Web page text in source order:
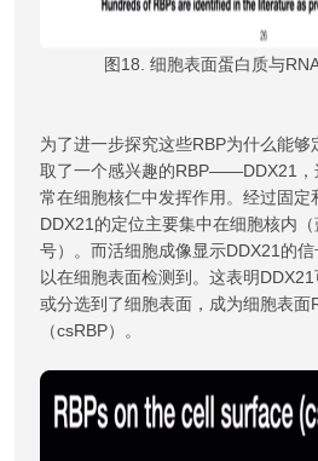
图18. 细胞表面蛋白质与
为了进一步探究这些RBP为什么能
取了一个感兴趣的RBP——DDX21，
常在细胞核仁中发挥作用。经过固定
DDX21的定位主要集中在细胞核内
号）。而活细胞成像显示DDX21的
以在细胞表面检测到。这表明
或分选到了细胞表面，成为细胞表面
（csRBP）。